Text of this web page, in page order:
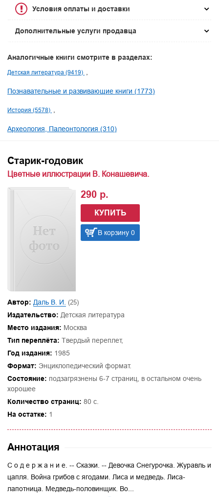
Условия оплаты и доставки
Дополнительные услуги продавца
Аналогичные книги смотрите в разделах:
Детская литература (9419)
Познавательные и развивающие книги (1773)
История (5578)
Археология, Палеонтология (310)
Старик-годовик
Цветные иллюстрации В. Конашевича.
290 р.
КУПИТЬ
В корзину 0
Автор: Даль В. И. (25)
Издательство: Детская литература
Место издания: Москва
Тип переплёта: Твердый переплет,
Год издания: 1985
Формат: Энциклопедический формат.
Состояние: подзагрязнены 6-7 страниц, в остальном очень
хорошее
Количество страниц: 80 с.
На остатке: 1
Аннотация
С о д е р ж а н и е. -- Сказки. -- Девочка Снегурочка. Журавль и
цапля. Война грибов с ягодами. Лиса и медведь. Лиса-
лапотница. Медведь-половинщик. Во...